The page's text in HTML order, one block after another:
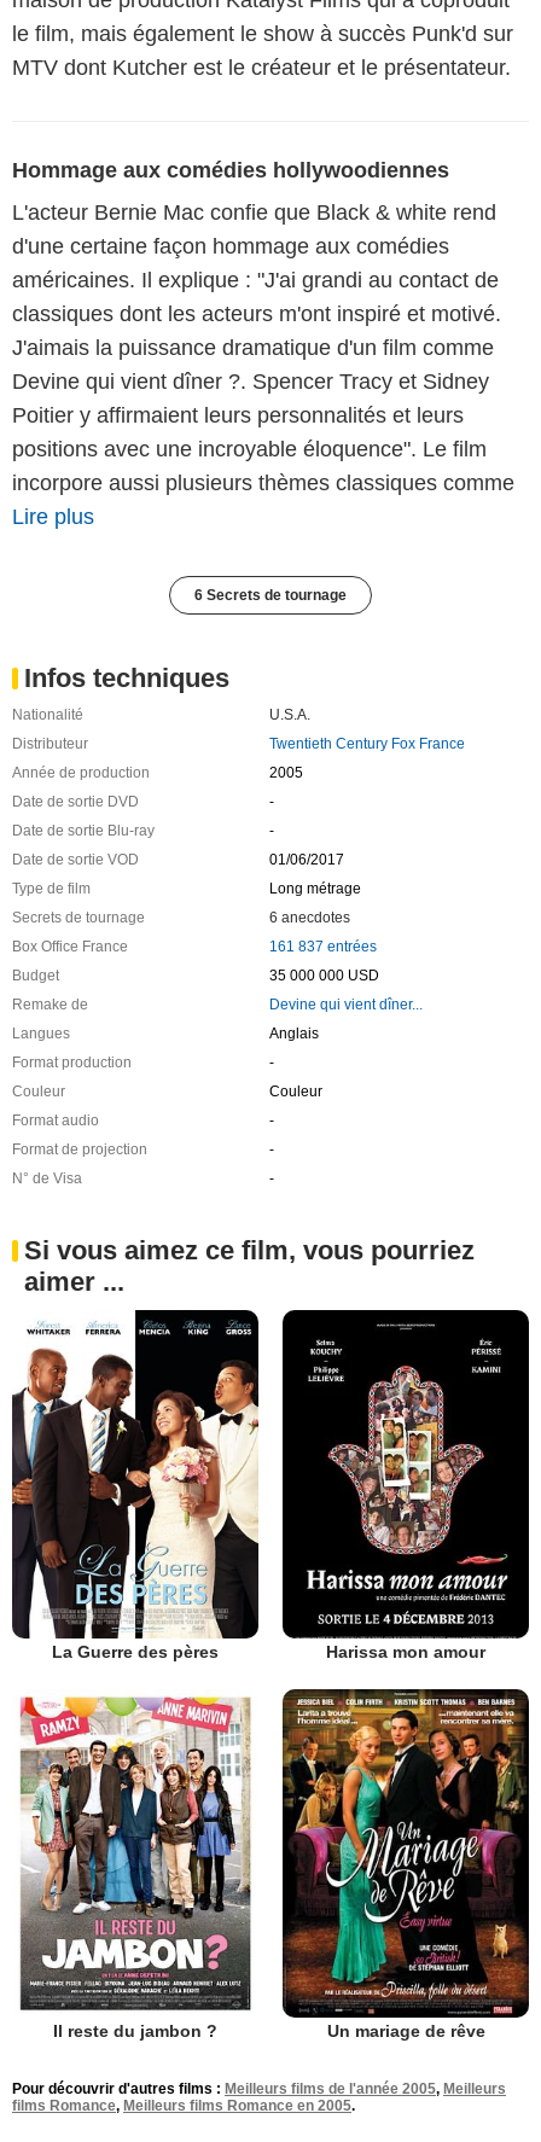
le film, mais également le show à succès Punk'd sur
MTV dont Kutcher est le créateur et le présentateur.
Hommage aux comédies hollywoodiennes
L'acteur Bernie Mac confie que Black & white rend
d'une certaine façon hommage aux comédies
américaines. Il explique : "J'ai grandi au contact de
classiques dont les acteurs m'ont inspiré et motivé.
J'aimais la puissance dramatique d'un film comme
Devine qui vient dîner ?. Spencer Tracy et Sidney
Poitier y affirmaient leurs personnalités et leurs
positions avec une incroyable éloquence". Le film
incorpore aussi plusieurs thèmes classiques comme
Lire plus
6 Secrets de tournage
Infos techniques
Nationalité
U.S.A.
Distributeur
Twentieth Century Fox France
Année de production
2005
Date de sortie DVD
-
Date de sortie Blu-ray
-
Date de sortie VOD
01/06/2017
Type de film
Long métrage
Secrets de tournage
6 anecdotes
Box Office France
161 837 entrées
Budget
35 000 000 USD
Remake de
Devine qui vient dîner...
Langues
Anglais
Format production
-
Couleur
Couleur
Format audio
-
Format de projection
-
N° de Visa
-
Si vous aimez ce film, vous pourriez
aimer ...
La Guerre des pères Harissa mon amour
Il reste du jambon ? Un mariage de rêve
Pour découvrir d'autres films : Meilleurs films de l'année 2005, Meilleurs
films Romance, Meilleurs films Romance en 2005.